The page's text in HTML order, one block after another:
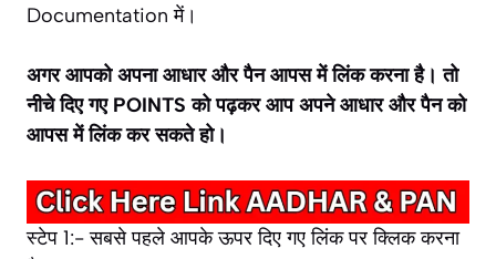
Documentation में।
अगर आपको अपना आधार और पैन आपस में लिंक करना है। तो
नीचे दिए गए POINTS को पढ़कर आप अपने आधार और पैन को
आपस में लिंक कर सकते हो।
स्टेप 1:- सबसे पहले आपके ऊपर दिए गए लिंक पर क्लिक करना